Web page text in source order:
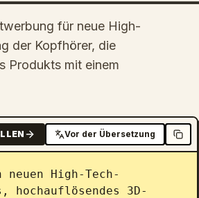
für neue High-
der Kopfhörer, die
Produkts mit einem
Vor der Übersetzung
High-Tech-
hochauflösendes 3D-